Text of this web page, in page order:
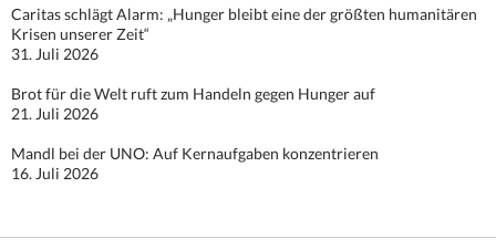
Caritas schlägt Alarm: „Hunger bleibt eine der größten humanitären
Krisen unserer Zeit“
31. Juli 2026
Brot für die Welt ruft zum Handeln gegen Hunger auf
21. Juli 2026
Mandl bei der UNO: Auf Kernaufgaben konzentrieren
16. Juli 2026